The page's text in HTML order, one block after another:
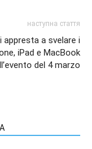
наступна стаття
appresta a svelare i
iPad e MacBook
del 4 marzo